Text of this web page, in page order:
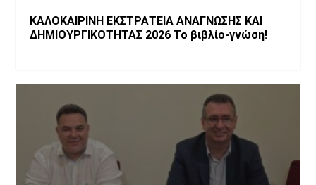
ΚΑΛΟΚΑΙΡΙΝΗ ΕΚΣΤΡΑΤΕΙΑ ΑΝΑΓΝΩΣΗΣ ΚΑΙ
ΔΗΜΙΟΥΡΓΙΚΟΤΗΤΑΣ 2026 Το βιβλίο-γνώση!